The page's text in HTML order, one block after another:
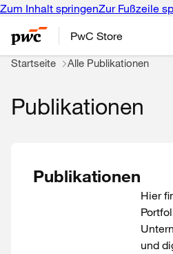
Zum Inhalt springenZur Fußzeile
PwC Store
Startseite Alle Publikationen
Publikationen
Publikationen
Hier
und